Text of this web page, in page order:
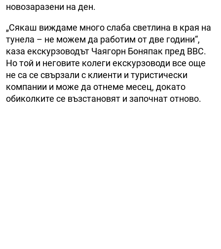
новозаразени на ден.
„Сякаш виждаме много слаба светлина в края на
тунела – не можем да работим от две години“,
каза екскурзоводът Чаягорн Боняпак пред BBC.
Но той и неговите колеги екскурзоводи все още
не са се свързали с клиенти и туристически
компании и може да отнеме месец, докато
обиколките се възстановят и започнат отново.